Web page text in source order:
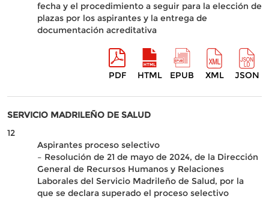
fecha y el procedimiento a seguir para la elección de
plazas por los aspirantes y la entrega de
documentación acreditativa
PDF HTML EPUB XML JSON
SERVICIO MADRILEÑO DE SALUD
12
Aspirantes proceso selectivo
– Resolución de 21 de mayo de 2024, de la Dirección
General de Recursos Humanos y Relaciones
Laborales del Servicio Madrileño de Salud, por la
que se declara superado el proceso selectivo